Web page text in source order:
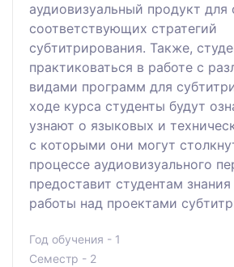
аудиовизуальный продукт для
соответствующих стратегий
субтитрирования. Также,
практиковаться в работе с
видами программ для
ходе курса студенты будут
узнают о языковых и
с которыми они могут
процессе аудиовизуального
предоставит студентам
работы над проектами
Год обучения - 1
Семестр - 2